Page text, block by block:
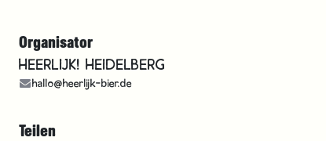
Organisator
HEERLIJK! HEIDELBERG
hallo@heerlijk-bier.de
Teilen